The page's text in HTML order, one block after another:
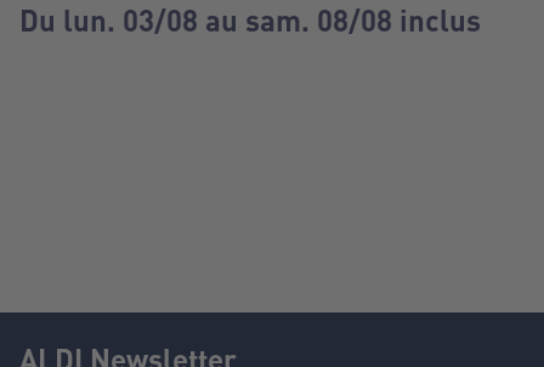
Du lun. 03/08 au sam. 08/08 inclus
ALDI Newsletter